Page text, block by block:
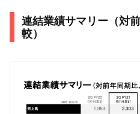
連結業績サマリー（対
較）